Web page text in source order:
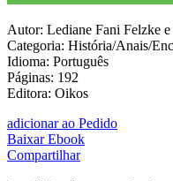
Autor: Lediane Fani Felzke e
Categoria: História/Anais/
Idioma: Português
Páginas: 192
Editora: Oikos
adicionar ao Pedido
Baixar Ebook
Compartilhar